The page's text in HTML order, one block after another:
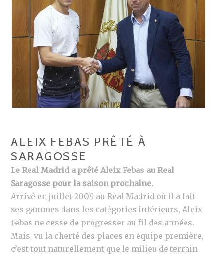
ALEIX FEBAS PRÊTÉ À
SARAGOSSE
Le Real Madrid a prêté Aleix Febas au Real
Saragosse pour la saison prochaine.
Arrivé en juillet 2009 au Real Madrid où il a fait
ses gammes dans les catégories inférieurs, Aleix
Febas ne cesse de progresser au fil des années.
Mais, vu la cherté des places en équipe première,
c’est tout naturellement que le milieu de terrain